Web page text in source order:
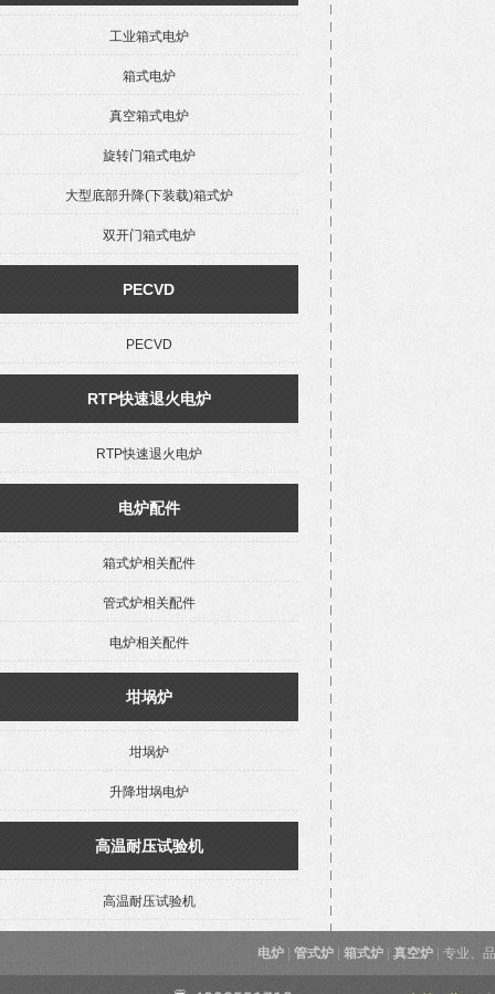
工业箱式电炉
箱式电炉
真空箱式电炉
旋转门箱式电炉
大型底部升降(下装载)箱式炉
双开门箱式电炉
PECVD
PECVD
RTP快速退火电炉
RTP快速退火电炉
电炉配件
箱式炉相关配件
管式炉相关配件
电炉相关配件
坩埚炉
坩埚炉
升降坩埚电炉
高温耐压试验机
高温耐压试验机
电炉 管式炉 箱式炉 真空炉 专业、